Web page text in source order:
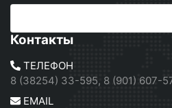
Контакты
ТЕЛЕФОН
8 (38254) 33-595, 8 (901) 607-
EMAIL